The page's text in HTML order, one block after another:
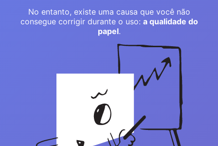
No entanto, existe uma causa que você não
consegue corrigir durante o uso: a qualidade do
papel.